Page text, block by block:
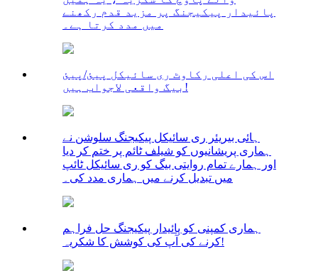
پائیدار پیکیجنگ پر مزید قدم رکھنے
میں مدد کرتا ہے۔
اس کی اعلی رکاوٹ ری سائیکل پیئ/پیئ
بیگ واقعی لاجواب ہیں!
ہائی بیریئر ری سائیکل پیکیجنگ سلوشن نے
ہماری پریشانیوں کو شیلف ٹائم پر ختم کر دیا
اور ہمارے تمام روایتی بیگ کو ری سائیکل ٹائپ
میں تبدیل کرنے میں ہماری مدد کی۔
ہماری کمپنی کو پائیدار پیکیجنگ حل فراہم
کرنے کی آپ کی کوشش کا شکریہ!